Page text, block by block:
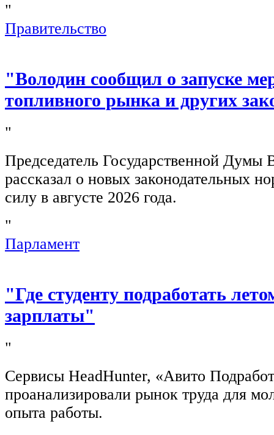
"
Правительство
"Володин сообщил о запуске
топливного рынка и других
"
Председатель Государственной Думы
рассказал о новых законодательных
силу в августе 2026 года.
"
Парламент
"Где студенту подработать
зарплаты"
"
Сервисы HeadHunter, «Авито
проанализировали рынок труда для
опыта работы.